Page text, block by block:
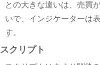
との大きな違いは、売買
いで、インジケーターは
す。
スクリプト